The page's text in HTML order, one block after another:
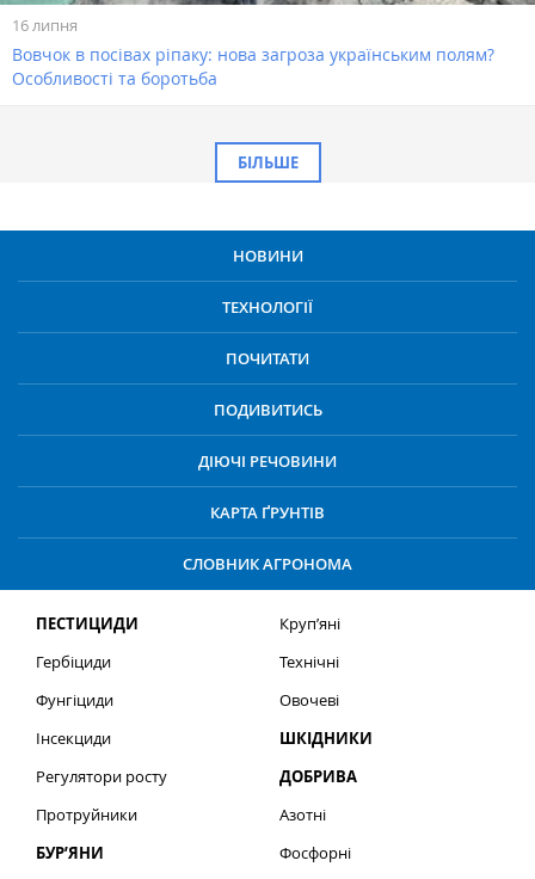
16 липня
Вовчок в посівах ріпаку: нова загроза українським полям?
Особливості та боротьба
БІЛЬШЕ
НОВИНИ
ТЕХНОЛОГІЇ
ПОЧИТАТИ
ПОДИВИТИСЬ
ДІЮЧІ РЕЧОВИНИ
КАРТА ҐРУНТІВ
СЛОВНИК АГРОНОМА
ПЕСТИЦИДИ
Гербіциди
Фунгіциди
Інсекциди
Регулятори росту
Протруйники
БУР’ЯНИ
Круп’яні
Технічні
Овочеві
ШКІДНИКИ
ДОБРИВА
Азотні
Фосфорні